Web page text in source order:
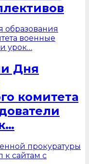
Дня
комитета